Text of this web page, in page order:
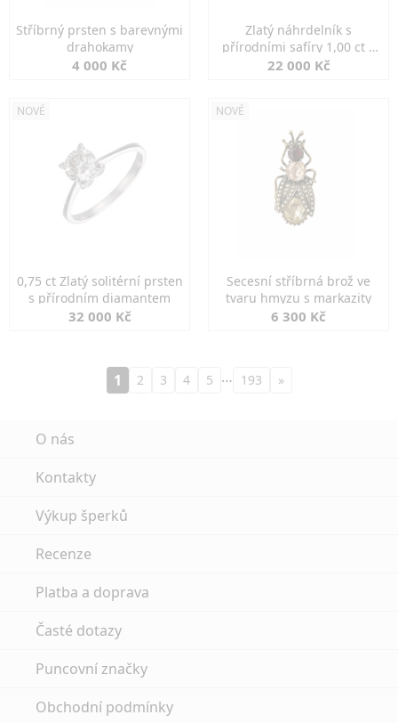
Stříbrný prsten s barevnými
drahokamy
4 000 Kč
Zlatý náhrdelník s
přírodními safíry 1,00 ct a
diamanty
22 000 Kč
NOVÉ
0,75 ct Zlatý solitérní prsten
s přírodním diamantem
32 000 Kč
NOVÉ
Secesní stříbrná brož ve
tvaru hmyzu s markazity
6 300 Kč
1 2 3 4 5 … 193 »
O nás
Kontakty
Výkup šperků
Recenze
Platba a doprava
Časté dotazy
Puncovní značky
Obchodní podmínky